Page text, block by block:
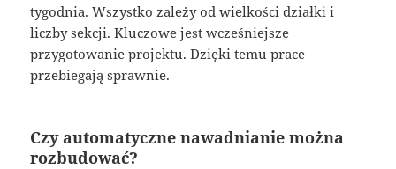
tygodnia. Wszystko zależy od wielkości działki i
liczby sekcji. Kluczowe jest wcześniejsze
przygotowanie projektu. Dzięki temu prace
przebiegają sprawnie.
Czy automatyczne nawadnianie można
rozbudować?